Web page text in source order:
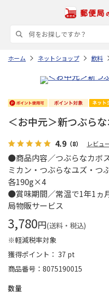
ホーム ネットショップ 飲料
＜お中元＞新つぶら
4.9 （8） レビュ
●商品内容／つぶらなカボ
ミカン・つぶらなユズ・つ
各190g×4
●賞味期間／常温で1年1
局物販サービス
3,780円(送料・税込)
※軽減税率対象
獲得ポイント： 37 pt
商品番号
8075190015
数量